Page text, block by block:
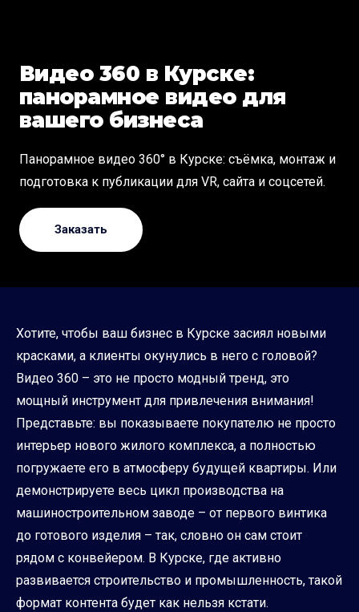
Видео 360 в Курске:
панорамное видео для
вашего бизнеса
Панорамное видео 360° в Курске: съёмка, монтаж и
подготовка к публикации для VR, сайта и соцсетей.
Заказать
Хотите, чтобы ваш бизнес в Курске засиял новыми
красками, а клиенты окунулись в него с головой?
Видео 360 – это не просто модный тренд, это
мощный инструмент для привлечения внимания!
Представьте: вы показываете покупателю не просто
интерьер нового жилого комплекса, а полностью
погружаете его в атмосферу будущей квартиры. Или
демонстрируете весь цикл производства на
машиностроительном заводе – от первого винтика
до готового изделия – так, словно он сам стоит
рядом с конвейером. В Курске, где активно
развивается строительство и промышленность, такой
формат контента будет как нельзя кстати.